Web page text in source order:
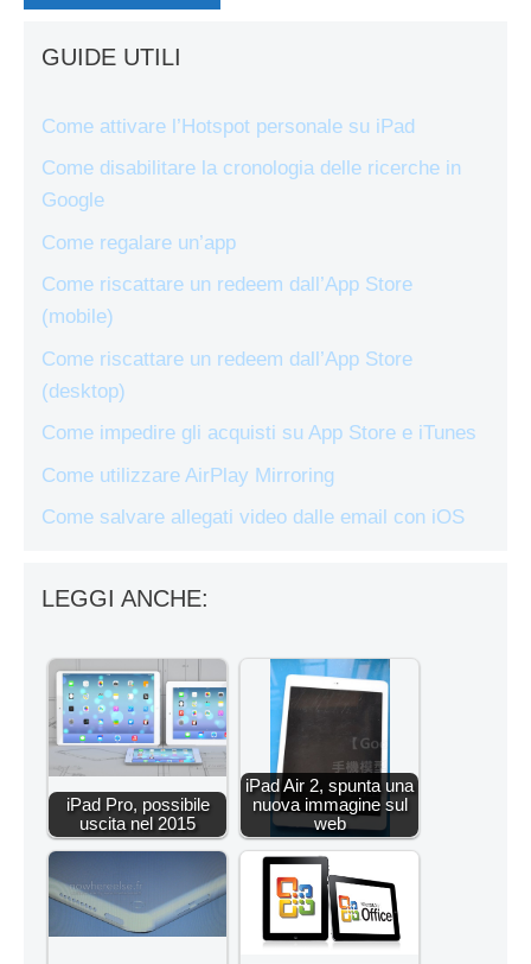
GUIDE UTILI
Come attivare l’Hotspot personale su iPad
Come disabilitare la cronologia delle ricerche in
Google
Come regalare un’app
Come riscattare un redeem dall’App Store
(mobile)
Come riscattare un redeem dall’App Store
(desktop)
Come impedire gli acquisti su App Store e iTunes
Come utilizzare AirPlay Mirroring
Come salvare allegati video dalle email con iOS
LEGGI ANCHE:
iPad Pro, possibile
uscita nel 2015
iPad Air 2, spunta una
nuova immagine sul
web